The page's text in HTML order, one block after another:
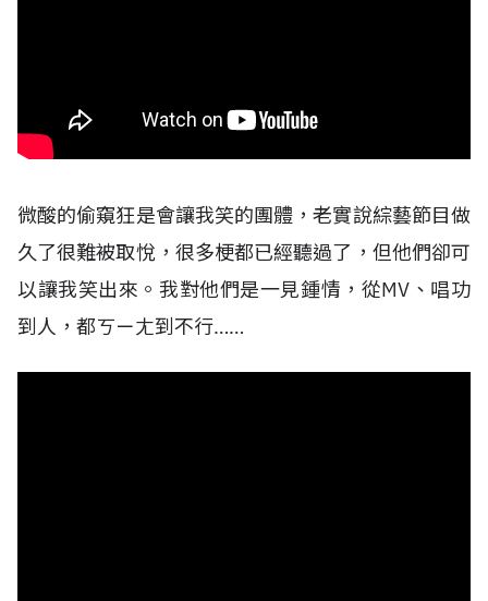
微酸的偷窺狂是會讓我笑的團體，老實說綜藝節目做
久了很難被取悅，很多梗都已經聽過了，但他們卻可
以讓我笑出來。我對他們是一見鍾情，從MV、唱功
到人，都ㄎㄧㄤ到不行……